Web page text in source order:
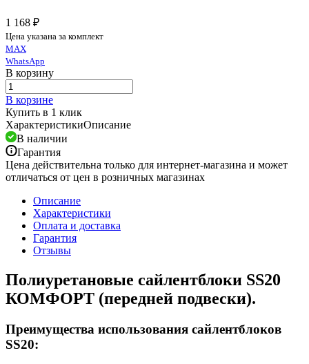
1 168 ₽
Цена указана за комплект
MAX
WhatsApp
В корзину
В корзине
Купить в 1 клик
ХарактеристикиОписание
В наличии
Гарантия
Цена действительна только для интернет-магазина и может
отличаться от цен в розничных магазинах
Описание
Характеристики
Оплата и доставка
Гарантия
Отзывы
Полиуретановые сайлентблоки SS20
КОМФОРТ (передней подвески).
Преимущества использования сайлентблоков
SS20: